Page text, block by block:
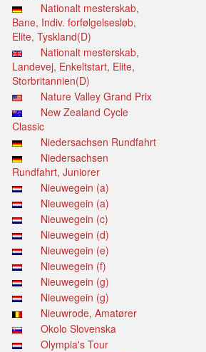
Nationalt mesterskab,
Bane, Indiv. forfølgelsesløb,
Elite, Tyskland(D)
Nationalt mesterskab,
Landevej, Enkeltstart, Elite,
Storbritannien(D)
Nature Valley Grand Prix
New Zealand Cycle
Classic
Niedersachsen Rundfahrt
Niedersachsen
Rundfahrt, Juniorer
Nieuwegein (a)
Nieuwegein (a)
Nieuwegein (c)
Nieuwegein (d)
Nieuwegein (e)
Nieuwegein (f)
Nieuwegein (g)
Nieuwegein (g)
Nieuwrode, Amatører
Okolo Slovenska
Olympia's Tour